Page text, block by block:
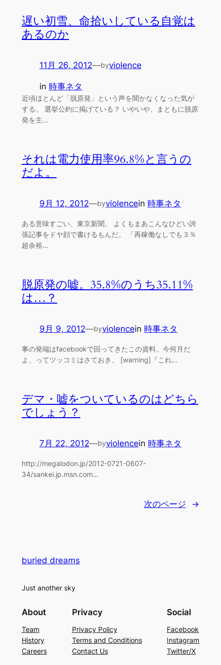
遅い初雪、命拾いしている自覚は
あるのか
11月 26, 2012—byviolence
in 時事ネタ
近頃ほとんど「脱原発」という声を聞かなくなった気が
する。 選挙公約に掲げている？ いやいや、まともに脱原
発を主…
それは電力使用率96.8%と言うの
だよ。
9月 12, 2012—byviolencein 時事ネタ
ある意味すごい、東京新聞。 よくもまあこんなひどい誇
張記事をドヤ顔で書けるもんだ。 「再稼働なしでも３％
超余裕…
脱原発の嘘。35.8%のうち35.11%
は…？
9月 9, 2012—byviolencein 時事ネタ
事の発端はfacebookで回ってきたこの資料。今何月だ
よ、ってツッコミはさておき、 [warning]『これ…
デマ・嘘をついているのはどちら
でしょう？
7月 22, 2012—byviolencein 時事ネタ
http://megalodon.jp/2012-0721-0607-
34/sankei.jp.msn.com…
次のページ →
buried dreams
Just another sky
About
Team
History
Careers
Privacy
Privacy Policy
Terms and Conditions
Contact Us
Social
Facebook
Instagram
Twitter/X